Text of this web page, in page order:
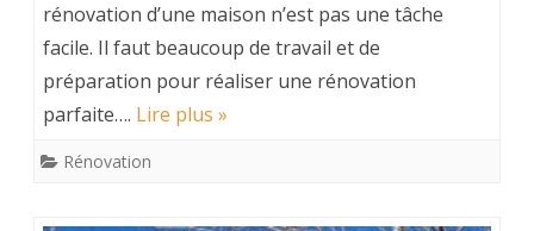
rénovation d’une maison n’est pas une tâche
facile. Il faut beaucoup de travail et de
préparation pour réaliser une rénovation
parfaite…. Lire plus »
Rénovation